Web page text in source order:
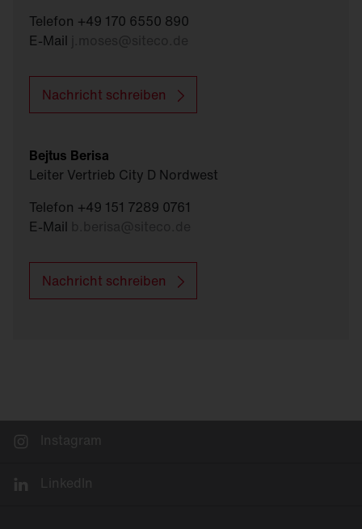
Telefon +49 170 6550 890
E-Mail
Nachricht schreiben
Bejtus Berisa
Leiter Vertrieb City D Nordwest
Telefon +49 151 7289 0761
E-Mail
Nachricht schreiben
Instagram
LinkedIn